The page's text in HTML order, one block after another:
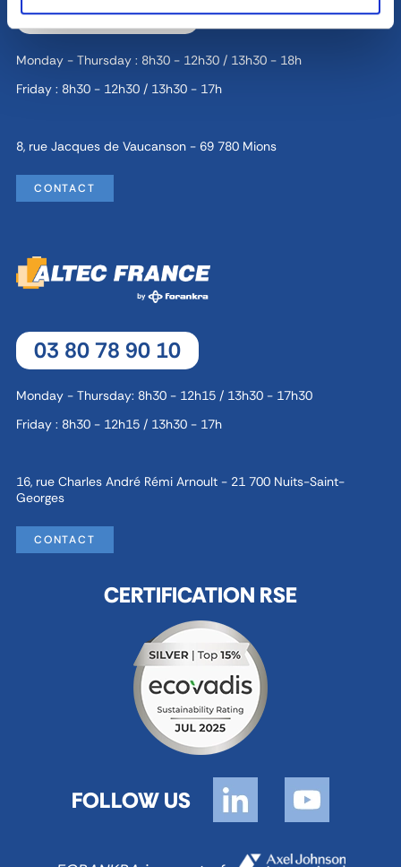
04 72 45 01 20
Monday - Thursday : 8h30 - 12h30 / 13h30 - 18h
Friday : 8h30 - 12h30 / 13h30 - 17h
8, rue Jacques de Vaucanson - 69 780 Mions
CONTACT
03 80 78 90 10
Monday - Thursday: 8h30 - 12h15 / 13h30 - 17h30
Friday : 8h30 - 12h15 / 13h30 - 17h
16, rue Charles André Rémi Arnoult - 21 700 Nuits-Saint-
Georges
CONTACT
CERTIFICATION RSE
FOLLOW US